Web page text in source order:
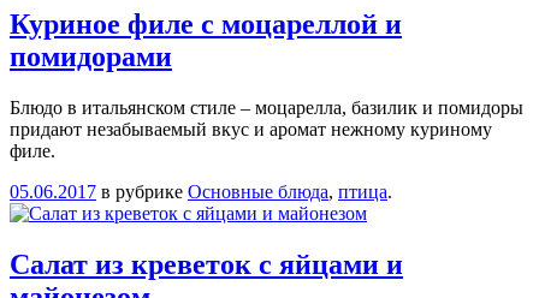
Куриное филе с моцареллой и
помидорами
Блюдо в итальянском стиле – моцарелла, базилик и помидоры
придают незабываемый вкус и аромат нежному куриному
филе.
05.06.2017 в рубрике Основные блюда, птица.
Салат из креветок с яйцами и